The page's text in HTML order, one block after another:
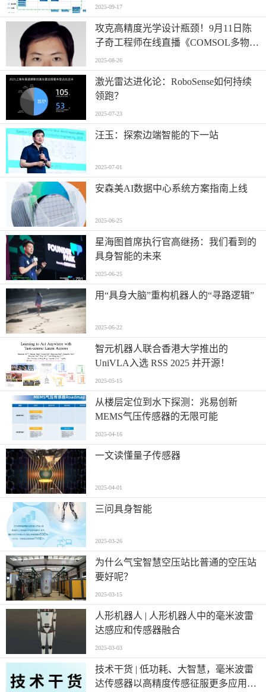
2025-09-17
攻克高精度光学设计瓶颈！9月11日陈
子奇工程师在线直播《COMSOL多物理
场仿真优化高精度光学系统设计》
2025-08-26
激光雷达进化论：RoboSense如何持续
领跑？
2025-07-23
汪玉：探索边端智能的下一站
2025-07-01
安森美AI数据中心系统方案指南上线
2025-06-25
星海图首席执行官高继扬：我们看到的
具身智能的未来
2025-06-25
用“具身大脑”重构机器人的“寻路逻辑”
2025-06-22
智元机器人联合香港大学推出的
UniVLA入选 RSS 2025 并开源！
2025-05-15
从楼层定位到水下探测：兆易创新
MEMS气压传感器的无限可能
2025-04-16
一文读懂量子传感器
2025-04-01
三问具身智能
2025-03-26
为什么气宝智慧空压站比普通的空压站
要好呢？
2025-03-15
人形机器人 | 人形机器人中的毫米波雷
达感应和传感器融合
2025-03-03
技术干货 | 低功耗、大智慧，毫米波雷
达传感器以高精度传感征服更多应用场